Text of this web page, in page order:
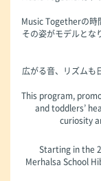
Music Togetherの時
その姿がモデルとな
広がる音、リズムも
This program,
and toddlers’
curiosity
Starting in the
Merhalsa School